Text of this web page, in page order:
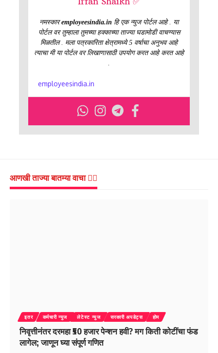
नमस्कारemployeesindia.in हि एक न्युज पोर्टल आहे . या
पोर्टल वर तुम्हाला तुमच्या हक्काच्या ताज्या घडामोडी वाचण्यास
मिळतील . मला पत्रकारिता क्षेत्रामध्ये 5 वर्षाचा अनुभव आहे
त्याचा मी या पोर्टल वर लिखाणासाठी उपयोग करत आहे करत आहे
.
employeesindia.in
आणखी ताज्या बातम्या वाचा 👇🏻
इतर कर्मचारी न्युज लेटेस्ट न्युज सरकारी अपडेट्स होम
निवृत्तीनंतर दरमहा ₹50 हजार पेन्शन हवी? मग किती कोटींचा फंड
लागेल; जाणून घ्या संपूर्ण गणित